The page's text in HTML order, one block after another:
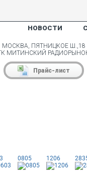
НОВОСТИ
МОСКВА, ПЯТНИЦКОЕ Ш.,18
МИТИНСКИЙ
Прайс-лист
0805 1206